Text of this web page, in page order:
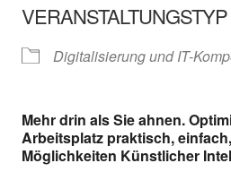
VERANSTALTUNGSTYP
Digitalisierung und IT-
Mehr drin als Sie ahnen.
Arbeitsplatz praktisch,
Möglichkeiten Künstlicher